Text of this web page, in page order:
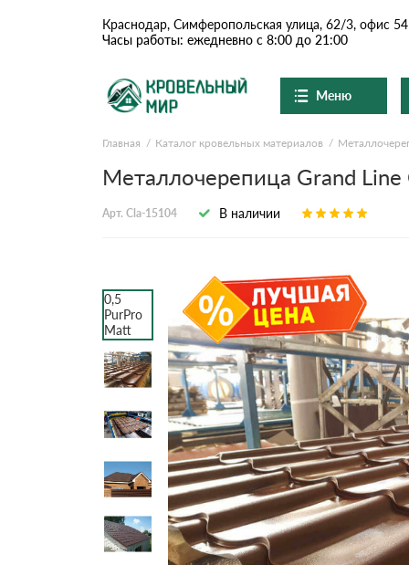
Краснодар, Симферопольская улица, 62/3, офис 54
Часы работы: ежедневно с 8:00 до 21:00
Меню
О компании
Доставка и оплата
Вопросы-ответы
Контакты
Ондулин и шифер
Доборные элементы
Ондулин
Черепица
Шифер
Шифер
Главная Каталог кровельных материалов
Металлочерепица Grand
Арт. Cla-15104 В наличии